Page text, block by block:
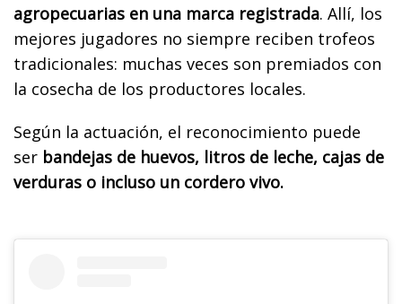
agropecuarias en una marca registrada. Allí, los
mejores jugadores no siempre reciben trofeos
tradicionales: muchas veces son premiados con
la cosecha de los productores locales.
Según la actuación, el reconocimiento puede
ser bandejas de huevos, litros de leche, cajas de
verduras o incluso un cordero vivo.